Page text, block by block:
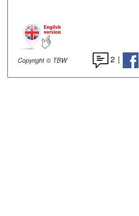
Copyright © TBW 2 |